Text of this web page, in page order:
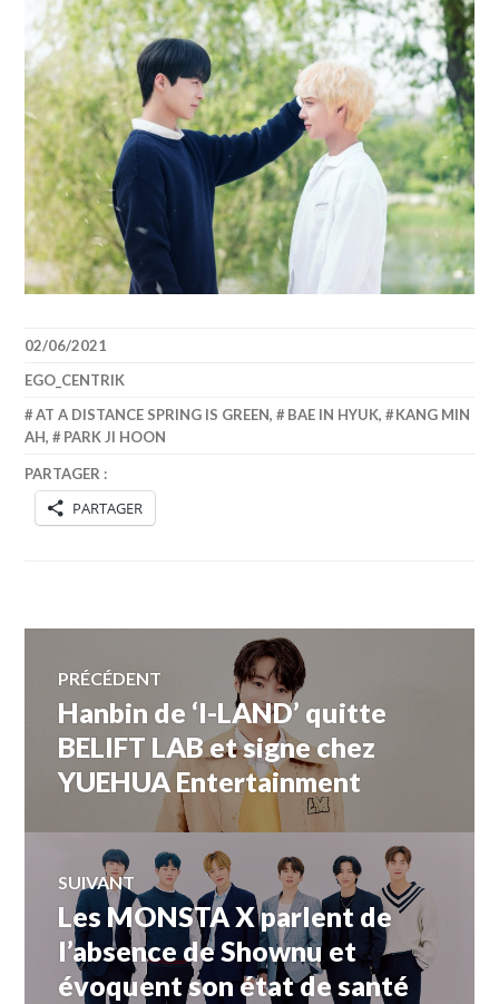
02/06/2021
EGO_CENTRIK
AT A DISTANCE SPRING IS GREEN, BAE IN HYUK,
KANG MIN
AH, PARK JI HOON
PARTAGER :
PARTAGER
Navigation
de
l’article
PRÉCÉDENT
Article
précédent :
Hanbin de ‘I-LAND’ quitte
BELIFT LAB et signe chez
YUEHUA Entertainment
SUIVANT
Article
Suivant:
Les MONSTA X parlent de
l’absence de Shownu et
évoquent son état de santé